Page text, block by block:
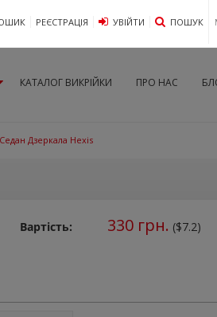
РЕЄСТРАЦІЯ УВIЙТИ ПОШУК
КАТАЛОГ ВИКРІЙКИ ПРО НАС
Дзеркала Hexis
Вартість: 330грн. ($7.2)